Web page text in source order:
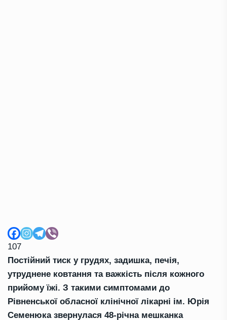
107
Постійний тиск у грудях, задишка, печія,
утруднене ковтання та важкість після кожного
прийому їжі. З такими симптомами до
Рівненської обласної клінічної лікарні ім. Юрія
Семенюка звернулася 48-річна мешканка